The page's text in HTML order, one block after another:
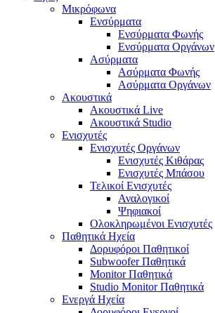
Μικρόφωνα
Ενσύρματα
Ενσύρματα Φωνής
Ενσύρματα Οργάνων
Ασύρματα
Ασύρματα Φωνής
Ασύρματα Οργάνων
Ακουστικά
Ακουστικά Live
Ακουστικά Studio
Ενισχυτές
Ενισχυτές Οργάνων
Ενισχυτές Κιθάρας
Ενισχυτές Μπάσου
Τελικοί Ενισχυτές
Αναλογικοί
Ψηφιακοί
Ολοκληρωμένοι Ενισχυτές
Παθητικά Ηχεία
Δορυφόροι Παθητικοί
Subwoofer Παθητικά
Monitor Παθητικά
Studio Monitor Παθητικά
Ενεργά Ηχεία